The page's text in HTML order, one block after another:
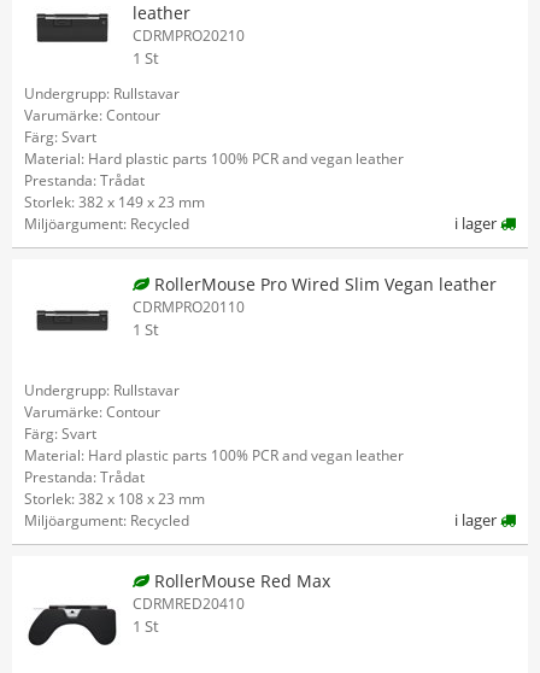
leather
CDRMPRO20210
1 St
Undergrupp: Rullstavar
Varumärke: Contour
Färg: Svart
Material: Hard plastic parts 100% PCR and vegan leather
Prestanda: Trådat
Storlek: 382 x 149 x 23 mm
Miljöargument: Recycled
i lager
RollerMouse Pro Wired Slim Vegan leather
CDRMPRO20110
1 St
Undergrupp: Rullstavar
Varumärke: Contour
Färg: Svart
Material: Hard plastic parts 100% PCR and vegan leather
Prestanda: Trådat
Storlek: 382 x 108 x 23 mm
Miljöargument: Recycled
i lager
RollerMouse Red Max
CDRMRED20410
1 St